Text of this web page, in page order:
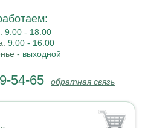
9.00 - 18.00
9:00 - 16:00
- выходной
54-65 обратная связь